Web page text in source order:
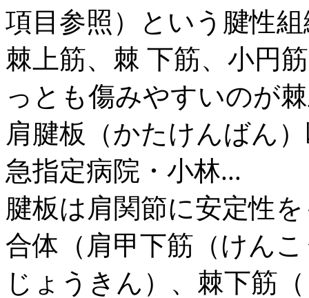
項目参照）という腱性
棘上筋、棘 下筋、小円
っとも傷みやすいのが
肩腱板（かたけんばん
急指定病院・小林...
腱板は肩関節に安定性
合体（肩甲下筋（けん
じょうきん）、棘下筋